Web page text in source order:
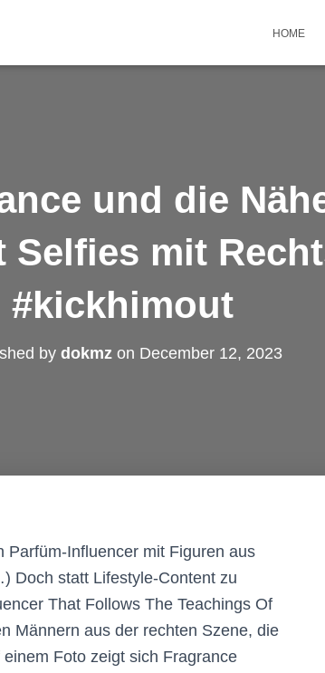
HOME
und die
mit
#kickhimout
by dokmzon December 12, 2023
Parfüm-Influencer mit Figuren aus
Doch statt Lifestyle-Content zu
That Follows The Teachings Of
Männern aus der rechten Szene, die
Foto zeigt sich Fragrance